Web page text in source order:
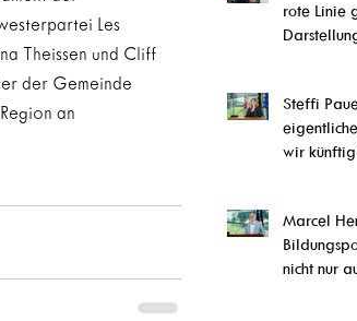
Les
Theissen und Cliff
der Gemeinde
an
rote Linie
Steffi
wir künftig
Marcel
nicht nur